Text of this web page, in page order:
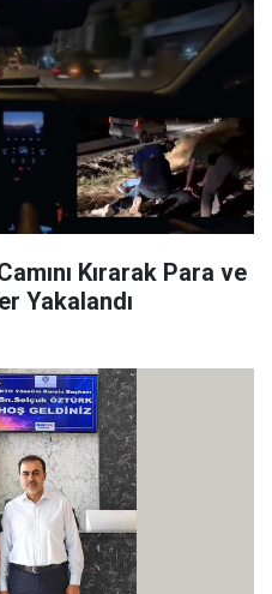
Kırarak Para ve
Yakalandı